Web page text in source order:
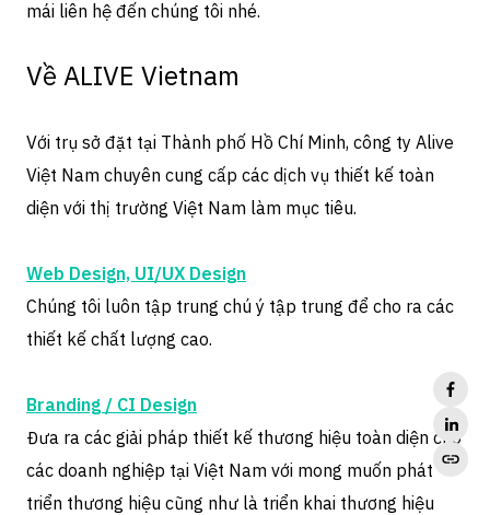
mái liên hệ đến chúng tôi nhé.
Về ALIVE Vietnam
Với trụ sở đặt tại Thành phố Hồ Chí Minh, công ty Alive
Việt Nam chuyên cung cấp các dịch vụ thiết kế toàn
diện với thị trường Việt Nam làm mục tiêu.
Web Design, UI/UX Design
Chúng tôi luôn tập trung chú ý tập trung để cho ra các
thiết kế chất lượng cao.
Branding / CI Design
Đưa ra các giải pháp thiết kế thương hiệu toàn diện cho
các doanh nghiệp tại Việt Nam với mong muốn phát
triển thương hiệu cũng như là triển khai thương hiệu